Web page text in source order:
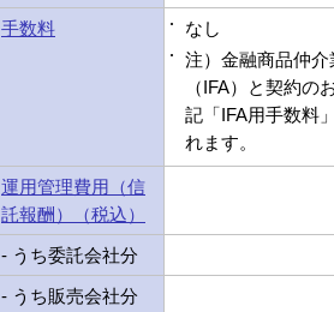
手数料
なし
注）金融商品仲介
（IFA）と契約の
記「IFA用手数料
れます。
運用管理費用（信
託報酬）（税込）
- うち委託会社分
- うち販売会社分